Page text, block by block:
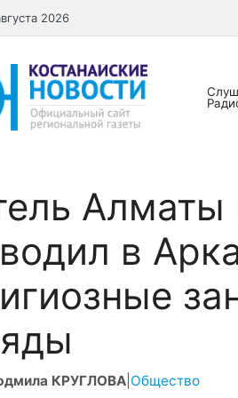
2026
Алматы
в
КРУГЛОВА Общество